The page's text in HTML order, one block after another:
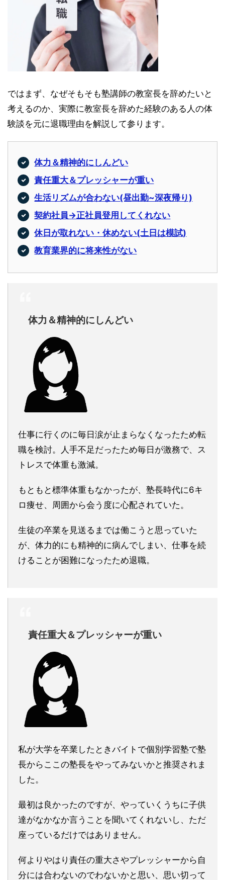
ではまず、なぜそもそも塾講師の教室長を辞めたいと
考えるのか、実際に教室長を辞めた経験のある人の体
験談を元に退職理由を解説して参ります。
体力＆精神的にしんどい
責任重大＆プレッシャーが重い
生活リズムが合わない(昼出勤~深夜帰り)
契約社員→正社員登用してくれない
休日が取れない・休めない(土日は模試)
教育業界的に将来性がない
体力＆精神的にしんどい
仕事に行くのに毎日涙が止まらなくなったため転
職を検討。人手不足だったため毎日が激務で、ス
トレスで体重も激減。
もともと標準体重もなかったが、塾長時代に6キ
ロ痩せ、周囲から会う度に心配されていた。
生徒の卒業を見送るまでは働こうと思っていた
が、体力的にも精神的に病んでしまい、仕事を続
けることが困難になったため退職。
責任重大＆プレッシャーが重い
私が大学を卒業したときバイトで個別学習塾で塾
長からここの塾長をやってみないかと推奨されま
した。
最初は良かったのですが、やっていくうちに子供
達がなかなか言うことを聞いてくれないし、ただ
座っているだけではありません。
何よりやはり責任の重大さやプレッシャーから自
分には合わないのでわないかと思い、思い切って